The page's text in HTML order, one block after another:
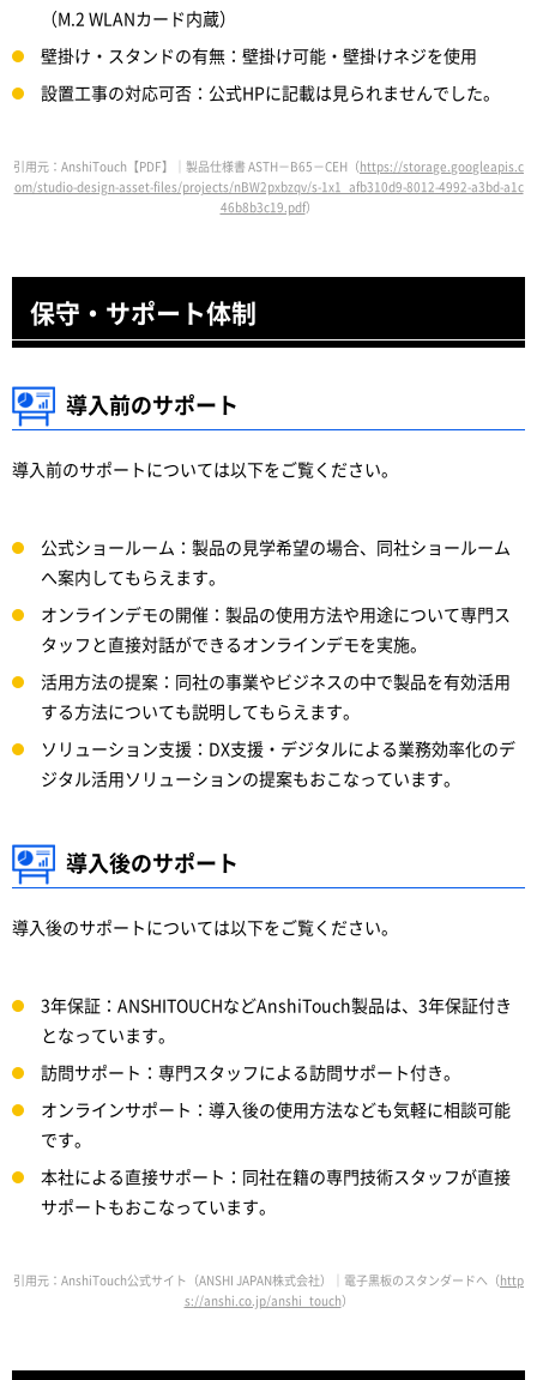
（M.2 WLANカード内蔵）
壁掛け・スタンドの有無：壁掛け可能・壁掛けネジを使用
設置工事の対応可否：公式HPに記載は見られませんでした。
引用元：AnshiTouch【PDF】｜製品仕様書 ASTH－B65－CEH（https://storage.googleapis.c
om/studio-design-asset-files/projects/nBW2pxbzqv/s-1x1_afb310d9-8012-4992-a3bd-a1c
46b8b3c19.pdf）
保守・サポート体制
導入前のサポート
導入前のサポートについては以下をご覧ください。
公式ショールーム：製品の見学希望の場合、同社ショールーム
へ案内してもらえます。
オンラインデモの開催：製品の使用方法や用途について専門ス
タッフと直接対話ができるオンラインデモを実施。
活用方法の提案：同社の事業やビジネスの中で製品を有効活用
する方法についても説明してもらえます。
ソリューション支援：DX支援・デジタルによる業務効率化のデ
ジタル活用ソリューションの提案もおこなっています。
導入後のサポート
導入後のサポートについては以下をご覧ください。
3年保証：ANSHITOUCHなどAnshiTouch製品は、3年保証付き
となっています。
訪問サポート：専門スタッフによる訪問サポート付き。
オンラインサポート：導入後の使用方法なども気軽に相談可能
です。
本社による直接サポート：同社在籍の専門技術スタッフが直接
サポートもおこなっています。
引用元：AnshiTouch公式サイト（ANSHI JAPAN株式会社）｜電子黒板のスタンダードへ（http
s://anshi.co.jp/anshi_touch）